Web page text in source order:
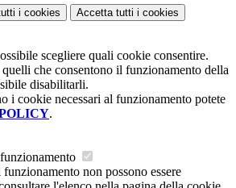
i cookies Accetta tutti i cookies
scegliere quali cookie consentire.
che consentono il funzionamento della
disabilitarli.
i cookie necessari al funzionamento potete
.
non possono essere